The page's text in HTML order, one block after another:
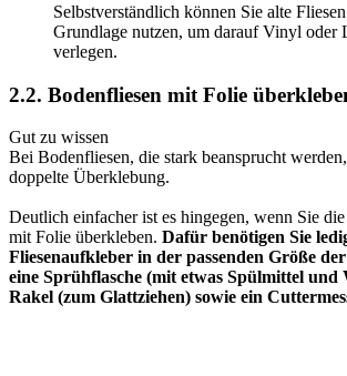
Selbstverständlich können Sie alte
Grundlage nutzen, um darauf Vinyl oder
verlegen.
2.2. Bodenfliesen mit Folie
Gut zu wissen
Bei Bodenfliesen, die stark beansprucht
doppelte Überklebung.
Deutlich einfacher ist es hingegen, wenn Sie
mit Folie überkleben. Dafür benötigen Sie
Fliesenaufkleber in der passenden Größe
eine Sprühflasche (mit etwas Spülmittel und
Rakel (zum Glattziehen) sowie ein